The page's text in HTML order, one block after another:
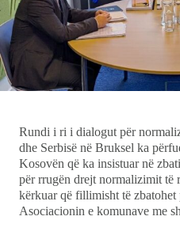
Art Jete
Kulturë
Ekonomi
Teknologji
Rundi i ri i dialogut për
dhe Serbisë në Bruksel ka
Kosovën që ka insistuar në
për rrugën drejt normalizimit të
kërkuar që fillimisht të zbatohet
Asociacionin e komunave me